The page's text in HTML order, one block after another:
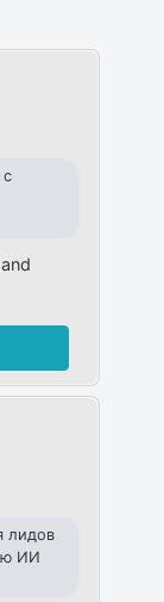
с
лидов
ИИ